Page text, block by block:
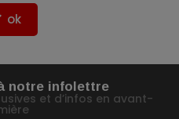
ok
notre infolettre
et d’infos en avant-